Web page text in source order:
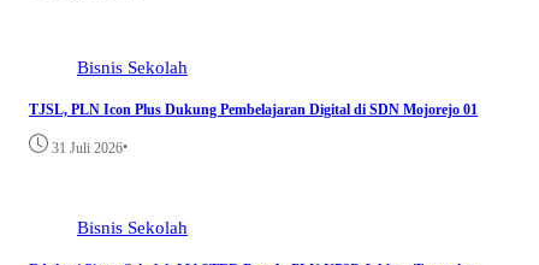
Bisnis Sekolah
TJSL, PLN Icon Plus Dukung Pembelajaran Digital di SDN Mojorejo 01
31 Juli 2026•
Bisnis Sekolah